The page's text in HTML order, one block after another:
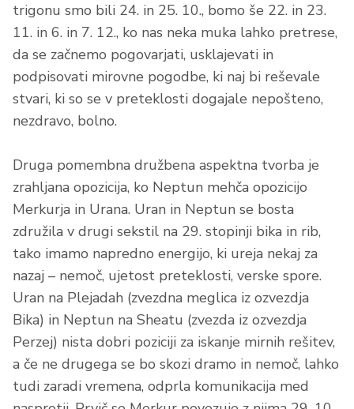
trigonu smo bili 24. in 25. 10., bomo še 22. in 23.
11. in 6. in 7. 12., ko nas neka muka lahko pretrese,
da se začnemo pogovarjati, usklajevati in
podpisovati mirovne pogodbe, ki naj bi reševale
stvari, ki so se v preteklosti dogajale nepošteno,
nezdravo, bolno.
Druga pomembna družbena aspektna tvorba je
zrahljana opozicija, ko Neptun mehča opozicijo
Merkurja in Urana. Uran in Neptun se bosta
združila v drugi sekstil na 29. stopinji bika in rib,
tako imamo napredno energijo, ki ureja nekaj za
nazaj – nemoč, ujetost preteklosti, verske spore.
Uran na Plejadah (zvezdna meglica iz ozvezdja
Bika) in Neptun na Sheatu (zvezda iz ozvezdja
Perzej) nista dobri poziciji za iskanje mirnih rešitev,
a če ne drugega se bo skozi dramo in nemoč, lahko
tudi zaradi vremena, odprla komunikacija med